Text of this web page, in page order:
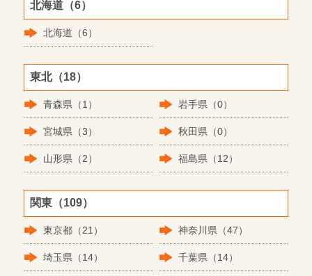
北海道（6）
北海道（6）
東北（18）
青森県（1） 岩手県（0）
宮城県（3） 秋田県（0）
山形県（2） 福島県（12）
関東（109）
東京都（21） 神奈川県（47）
埼玉県（14） 千葉県（14）